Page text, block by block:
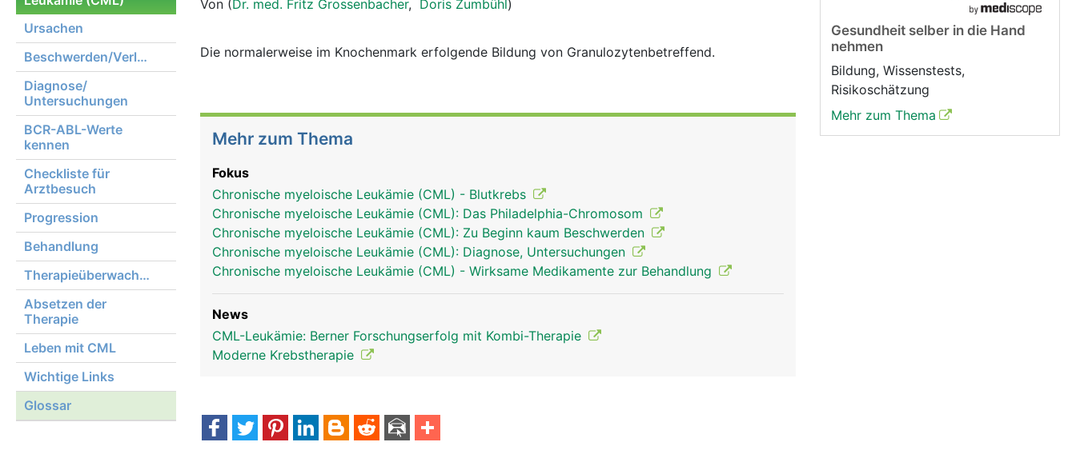
Ursachen
Beschwerden/Verlauf
Diagnose/
Untersuchungen
BCR-ABL-Werte
kennen
Checkliste für
Arztbesuch
Progression
Behandlung
Therapieüberwachung
Absetzen der
Therapie
Leben mit CML
Wichtige Links
Glossar
Von (Dr. med. Fritz Grossenbacher, Doris Zumbühl)
Die normalerweise im Knochenmark erfolgende Bildung von Granulozytenbetreffend.
Mehr zum Thema
Fokus
Chronische myeloische Leukämie (CML) - Blutkrebs
Chronische myeloische Leukämie (CML): Das Philadelphia-Chromosom
Chronische myeloische Leukämie (CML): Zu Beginn kaum Beschwerden
Chronische myeloische Leukämie (CML): Diagnose, Untersuchungen
Chronische myeloische Leukämie (CML) - Wirksame Medikamente zur Behandlung
News
CML-Leukämie: Berner Forschungserfolg mit Kombi-Therapie
Moderne Krebstherapie
Gesundheit selber in die Hand
nehmen
Bildung, Wissenstests,
Risikoschätzung
Mehr zum Thema